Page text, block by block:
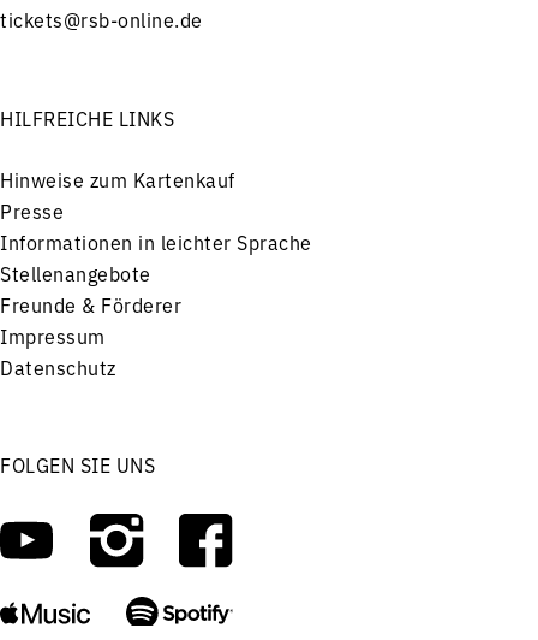
tickets@rsb-online.de
HILFREICHE LINKS
Hinweise zum Kartenkauf
Presse
Informationen in leichter Sprache
Stellenangebote
Freunde & Förderer
Impressum
Datenschutz
FOLGEN SIE UNS